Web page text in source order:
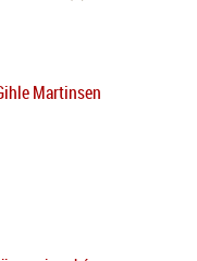
Martinsen